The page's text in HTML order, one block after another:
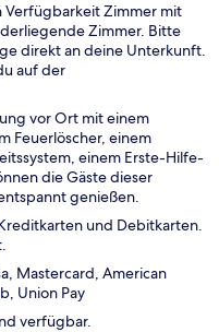
Zimmer mit
Zimmer. Bitte
direkt an deine Unterkunft.
auf der
vor Ort mit einem
Feuerlöscher, einem
einem Erste-Hilfe-
die Gäste dieser
genießen.
und Debitkarten.
Mastercard, American
Union Pay
verfügbar.